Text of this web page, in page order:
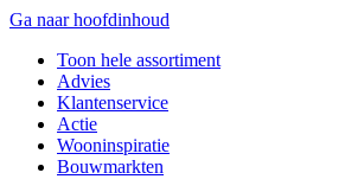
Ga naar hoofdinhoud
Toon hele assortiment
Advies
Klantenservice
Actie
Wooninspiratie
Bouwmarkten